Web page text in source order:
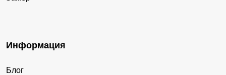
Информация
Блог